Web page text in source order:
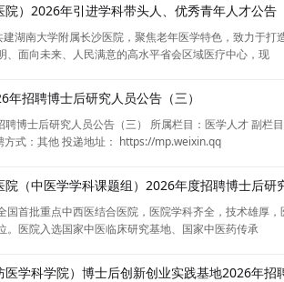
）2026年引进学科带头人、优秀青年人才公告
湖南大学附属长沙医院，聚焦老年医学特色，致力于
面向未来、人民满意的高水平省会区域医疗中心，现
招聘博士后研究人员公告（三）
博士后研究人员公告（三） 所属栏目：医学人才 副栏
式：其他 投递地址： https://mp.weixin.qq
（中医学学科课题组）2026年度招聘博士后研
首批重点中西医结合医院，医院学科齐全，技术雄厚
医院入选国家中医临床研究基地、国家中医药传承
学科学院）博士后创新创业实践基地2026年招